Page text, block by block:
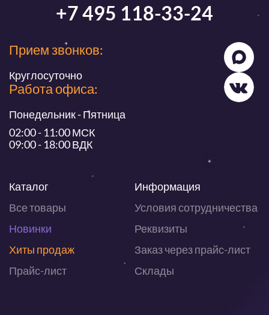
+7 495 118-33-24
Прием звонков:
Круглосуточно
Работа офиса:
Понедельник - Пятница
02:00 - 11:00 МСК
09:00 - 18:00 ВДК
Каталог
Все товары
Новинки
Хиты продаж
Прайс-лист
Информация
Условия сотрудничества
Реквизиты
Заказ через прайс-лист
Склады